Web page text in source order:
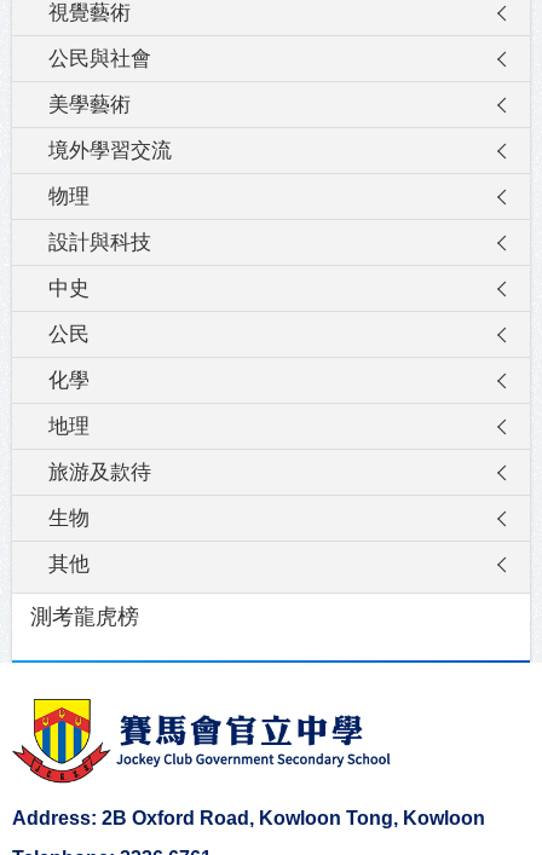
視覺藝術
公民與社會
美學藝術
境外學習交流
物理
設計與科技
中史
公民
化學
地理
旅游及款待
生物
其他
測考龍虎榜
Address: 2B Oxford Road, Kowloon Tong, Kowloon